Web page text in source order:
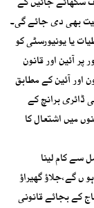
بھی دی جائے گی۔
یا یونیورسٹی کو
آئین اور قانون
آئین کے مطابق
ڈائری برانچ کے
میں اشتعال کا
سے کام لینا
ں گے،جلاؤ گھیراؤ
کے بجائے قانونی